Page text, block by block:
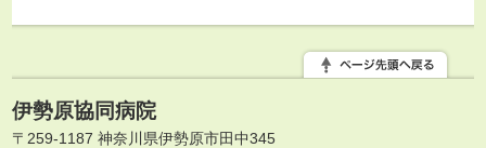
伊勢原協同病院
〒259-1187 神奈川県伊勢原市田中345